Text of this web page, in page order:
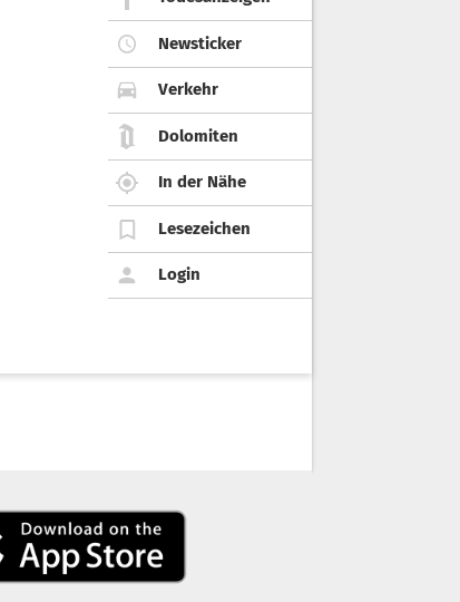
Newsticker
Verkehr
Dolomiten
In der Nähe
Lesezeichen
Login